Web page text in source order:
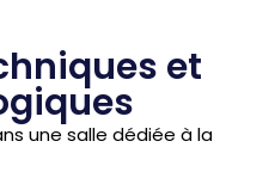
et
une salle dédiée à la